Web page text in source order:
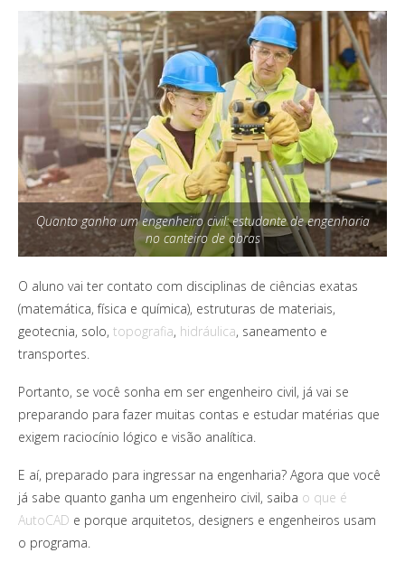
Quanto ganha um engenheiro civil: estudante de engenharia
no canteiro de obras
O aluno vai ter contato com disciplinas de ciências exatas
(matemática, física e química), estruturas de materiais,
geotecnia, solo, topografia, hidráulica, saneamento e
transportes.
Portanto, se você sonha em ser engenheiro civil, já vai se
preparando para fazer muitas contas e estudar matérias que
exigem raciocínio lógico e visão analítica.
E aí, preparado para ingressar na engenharia? Agora que você
já sabe quanto ganha um engenheiro civil, saiba o que é
AutoCAD e porque arquitetos, designers e engenheiros usam
o programa.